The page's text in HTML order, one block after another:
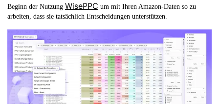
Beginn der Nutzung WisePPC um mit Ihren Amazon-Daten so zu
arbeiten, dass sie tatsächlich Entscheidungen unterstützen.